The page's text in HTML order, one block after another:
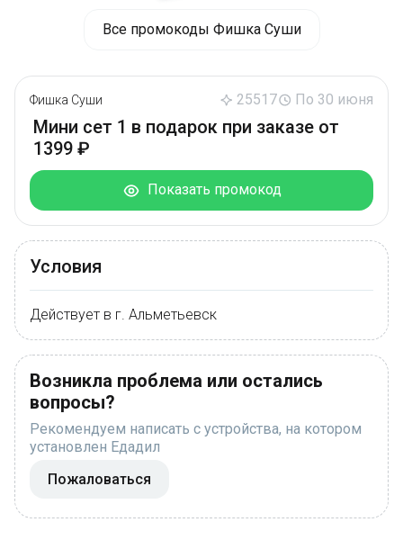
Все промокоды Фишка Суши
Фишка Суши 25517 По 30 июня
Мини сет 1 в подарок при заказе от
1399 ₽
Показать промокод
Условия
Действует в г. Альметьевск
Возникла проблема или остались
вопросы?
Рекомендуем написать с устройства, на котором
установлен Едадил
Пожаловаться